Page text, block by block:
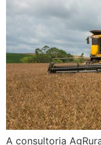
A consultoria